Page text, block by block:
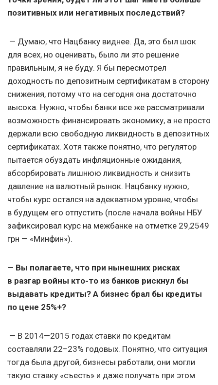
позитивных или негативных последствий?
— Думаю, что Нацбанку виднее. Да, это был шок
для всех, но оценивать, было ли это решение
правильным, я не буду. Я бы пересмотрел
доходность по депозитным сертификатам в сторону
снижения, потому что на сегодня она достаточно
высока. Нужно, чтобы банки все же рассматривали
возможность финансировать экономику, а не просто
держали всю свободную ликвидность в депозитных
сертификатах. Хотя также понятно, что регулятор
пытается обуздать инфляционные ожидания,
абсорбировать лишнюю ликвидность и снизить
давление на валютный рынок. Нацбанку нужно,
чтобы курс остался на адекватном уровне, чтобы
в будущем его отпустить (после начала войны НБУ
зафиксировал курс на межбанке на отметке 29,2549
грн — «Минфин»).
— Вы полагаете, что при нынешних рисках
в разгар войны кто-то из банков рискнул бы
выдавать кредиты? А бизнес брал бы кредиты
по цене 25%+?
— В 2014—2015 годах ставки по кредитам
составляли 22−23% годовых. Понятно, что ситуация
тогда была другой, бизнесы работали, они могли
такую ставку «съесть» и даже получать при этом